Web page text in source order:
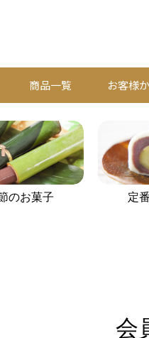
商品一覧 お客様
のお菓子 定
会